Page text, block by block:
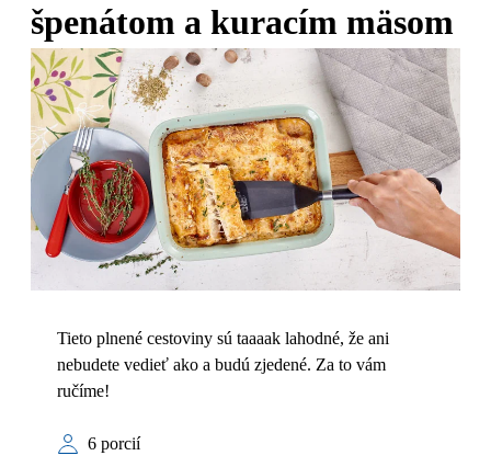
špenátom a kuracím mäsom
Tieto plnené cestoviny sú taaaak lahodné, že ani
nebudete vedieť ako a budú zjedené. Za to vám
ručíme!
6 porcií